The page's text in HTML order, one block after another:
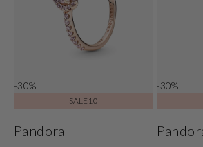
-30%
SALE10
Pandora
-30%